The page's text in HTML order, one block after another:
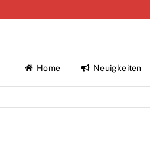
Home Neuigkeiten